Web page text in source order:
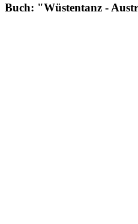
Buch: "Wüstentanz -